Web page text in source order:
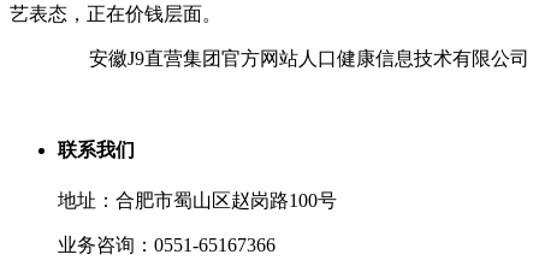
艺表态，正在价钱层面。
安徽J9直营集团官方网站人口健康信息技术有限公司
联系我们
地址：合肥市蜀山区赵岗路100号
业务咨询：0551-65167366